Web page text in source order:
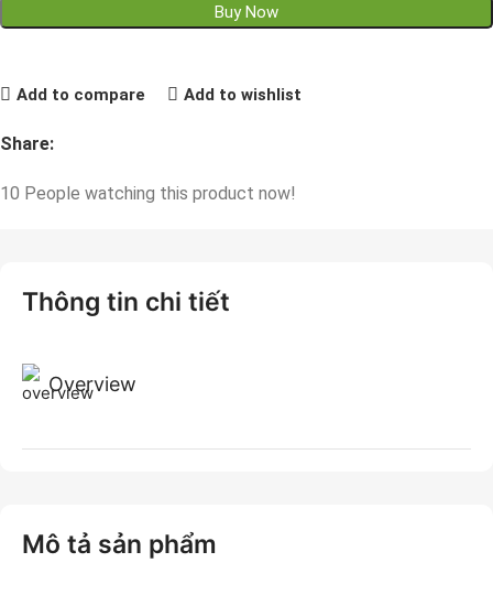
Buy Now
Add to compare Add to wishlist
Share:
10 People watching this product now!
Mô tả sản phẩm
Thông tin chi tiết
Overview